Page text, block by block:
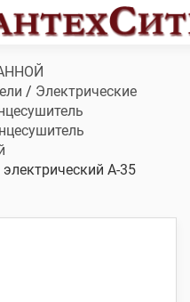
/ Электрические
А-35